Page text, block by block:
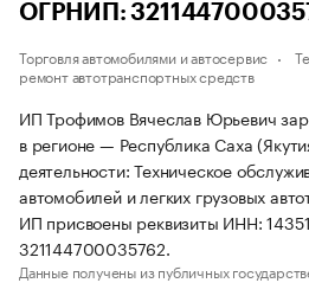
ОГРНИП:
Торговля автомобилями и автосервис
ремонт автотранспортных средств
ИП Трофимов Вячеслав Юрьевич
в регионе — Республика Саха
деятельности: Техническое
автомобилей и легких грузовых
ИП присвоены реквизиты ИНН:
321144700035762.
Данные получены из публичных